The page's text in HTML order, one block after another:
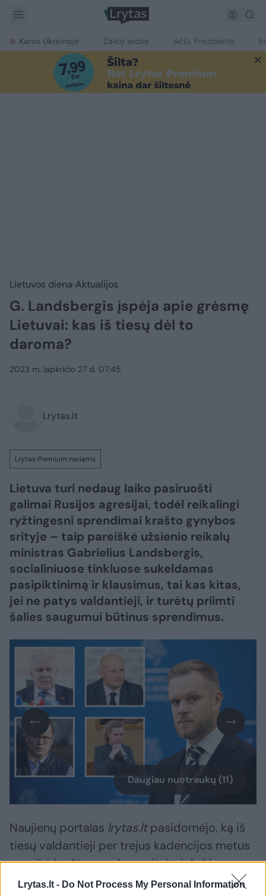
Lrytas.lt - Do Not Process My Personal Information
Karas Ukrainoje Žalioji erdvė Ačiū, Prezidente
Lietuvos diena Aktualijos
G. Landsbergis įspėja apie grėsmę
Lietuvai: kas iš tiesų dėl to
daroma?
2023 m. lapkričio 27 d. 07:45
Lrytas.lt
Lrytas Premium nariams
Lietuva turi nedaug laiko pasiruošti
galimai Rusijos agresijai, todėl reikalingi
ryžtingesni sprendimai krašto gynybos
srityje – taip pareiškė užsienio reikalų
ministras Gabrielius Landsbergis,
socialiniuose tinkluose sukeldamas
pasipiktinimą ir klausimus, tai kas kitas,
jei ne patys valdantieji, ir turėtų priimti
šalies saugumui būtinus sprendimus.
Daugiau nuotraukų (11)
Naujienų portalas lrytas.ltpasidomėjo, ką iš
tiesų valdantieji per trejus kadencijos metus
nuveikė krašto gynybos srityje, ir kokie
darbai nepadaryti.